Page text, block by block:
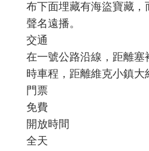
布下面埋藏有海盜寶藏
聲名遠播。
交通
在一號公路沿線，距離
時車程，距離維克小鎮大
門票
免費
開放時間
全天